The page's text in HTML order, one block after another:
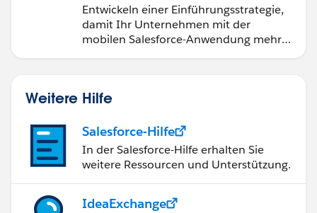
Entwickeln einer Einführungsstrategie,
damit Ihr Unternehmen mit der
mobilen Salesforce-Anwendung mehr
Weitere Hilfe
Salesforce-Hilfe
In der Salesforce-Hilfe erhalten Sie
weitere Ressourcen und Unterstützung.
IdeaExchange